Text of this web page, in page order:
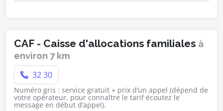
CAF - Caisse d'allocations familiales à
environ 7 km
32 30
Numéro gris : service gratuit + prix d’un appel (dépend de
votre opérateur, pour connaître le tarif écoutez le
message en début d’appel).